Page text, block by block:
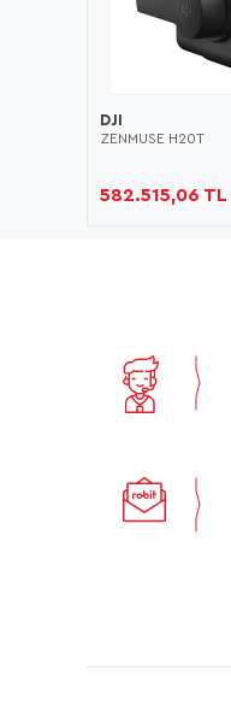
DJI
ZENMUSE H20T
582.515,06 TL